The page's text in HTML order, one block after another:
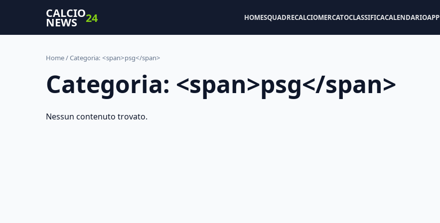
CALCIO
NEWS 24 HOMESQUADRECALCIOMERCATOCLASSIFICACALENDARIOAPP
Home/ Categoria: <span>psg</span>
Categoria: <span>psg</span>
Nessun contenuto trovato.